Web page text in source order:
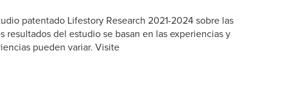
patentado Lifestory Research 2021-2024 sobre las
resultados del estudio se basan en las experiencias y
pueden variar. Visite